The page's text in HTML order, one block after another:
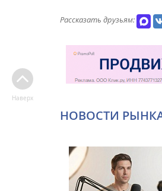
Рассказать друзьям:
НОВОСТИ
Наверх